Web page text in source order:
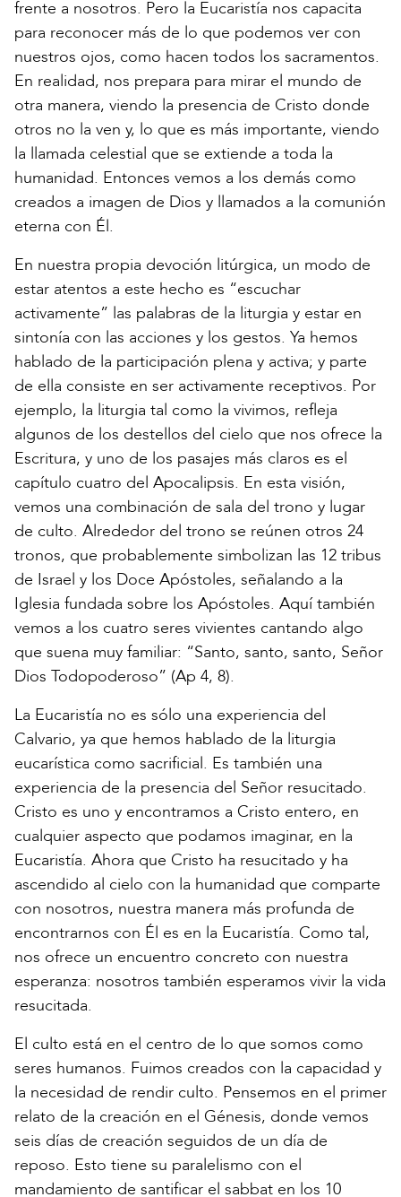
frente a nosotros. Pero la Eucaristía nos capacita
para reconocer más de lo que podemos ver con
nuestros ojos, como hacen todos los sacramentos.
En realidad, nos prepara para mirar el mundo de
otra manera, viendo la presencia de Cristo donde
otros no la ven y, lo que es más importante, viendo
la llamada celestial que se extiende a toda la
humanidad. Entonces vemos a los demás como
creados a imagen de Dios y llamados a la comunión
eterna con Él.
En nuestra propia devoción litúrgica, un modo de
estar atentos a este hecho es “escuchar
activamente” las palabras de la liturgia y estar en
sintonía con las acciones y los gestos. Ya hemos
hablado de la participación plena y activa; y parte
de ella consiste en ser activamente receptivos. Por
ejemplo, la liturgia tal como la vivimos, refleja
algunos de los destellos del cielo que nos ofrece la
Escritura, y uno de los pasajes más claros es el
capítulo cuatro del Apocalipsis. En esta visión,
vemos una combinación de sala del trono y lugar
de culto. Alrededor del trono se reúnen otros 24
tronos, que probablemente simbolizan las 12 tribus
de Israel y los Doce Apóstoles, señalando a la
Iglesia fundada sobre los Apóstoles. Aquí también
vemos a los cuatro seres vivientes cantando algo
que suena muy familiar: “Santo, santo, santo, Señor
Dios Todopoderoso” (Ap 4, 8).
La Eucaristía no es sólo una experiencia del
Calvario, ya que hemos hablado de la liturgia
eucarística como sacrificial. Es también una
experiencia de la presencia del Señor resucitado.
Cristo es uno y encontramos a Cristo entero, en
cualquier aspecto que podamos imaginar, en la
Eucaristía. Ahora que Cristo ha resucitado y ha
ascendido al cielo con la humanidad que comparte
con nosotros, nuestra manera más profunda de
encontrarnos con Él es en la Eucaristía. Como tal,
nos ofrece un encuentro concreto con nuestra
esperanza: nosotros también esperamos vivir la vida
resucitada.
El culto está en el centro de lo que somos como
seres humanos. Fuimos creados con la capacidad y
la necesidad de rendir culto. Pensemos en el primer
relato de la creación en el Génesis, donde vemos
seis días de creación seguidos de un día de
reposo. Esto tiene su paralelismo con el
mandamiento de santificar el sabbat en los 10